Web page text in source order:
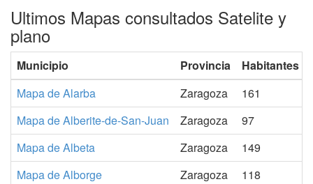
Ultimos Mapas consultados Satelite y
plano
Municipio Provincia
Habitantes
Mapa de Alarba
Zaragoza
161
Mapa de Alberite-de-San-Juan
Zaragoza
97
Mapa de Albeta
Zaragoza
149
Mapa de Alborge
Zaragoza
118